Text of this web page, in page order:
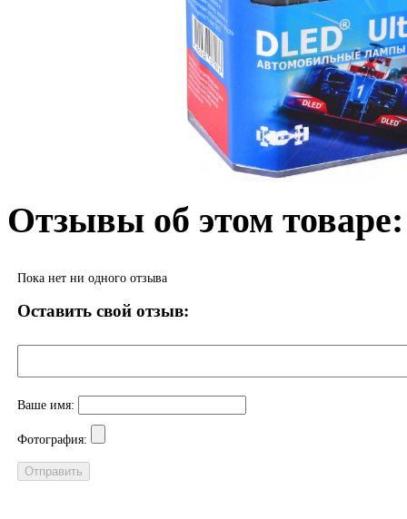
Отзывы об этом товаре:
Пока нет ни одного отзыва
Оставить свой отзыв:
Ваше имя:
Фотография: